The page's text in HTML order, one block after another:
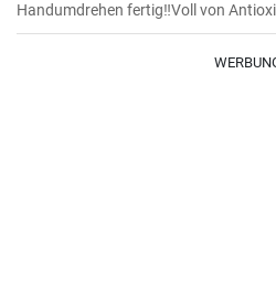
Handumdrehen fertig‼️Voll von
dank Heidelbeeren 😍🤤🫐‼️